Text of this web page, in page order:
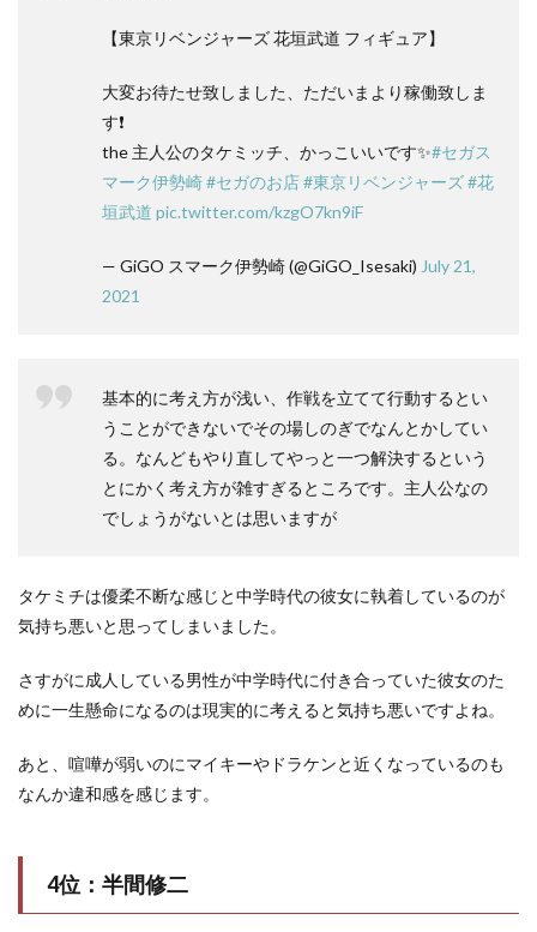
【東京リベンジャーズ 花垣武道 フィギュア】
大変お待たせ致しました、ただいまより稼働致しま
す❗️
the 主人公のタケミッチ、かっこいいです✨#セガス
マーク伊勢崎#セガのお店#東京リベンジャーズ#花
垣武道 pic.twitter.com/kzgO7kn9iF
— GiGO スマーク伊勢崎 (@GiGO_Isesaki) July 21,
2021
基本的に考え方が浅い、作戦を立てて行動するとい
うことができないでその場しのぎでなんとかしてい
る。なんどもやり直してやっと一つ解決するという
とにかく考え方が雑すぎるところです。主人公なの
でしょうがないとは思いますが
タケミチは優柔不断な感じと中学時代の彼女に執着しているのが
気持ち悪いと思ってしまいました。
さすがに成人している男性が中学時代に付き合っていた彼女のた
めに一生懸命になるのは現実的に考えると気持ち悪いですよね。
あと、喧嘩が弱いのにマイキーやドラケンと近くなっているのも
なんか違和感を感じます。
4位：半間修二